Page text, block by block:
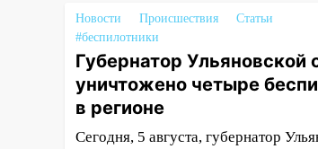
09:39
В Ульяновске будут
судить десять
снабжавших две области
09:25 Вынесли приговор
дебоширам, избившим
мужчину в трамвае
Новости Происшествия
Статьи
#беспилотники
Губернатор Ульяновской
уничтожено четыре
в регионе
Сегодня, 5 августа, губернатор